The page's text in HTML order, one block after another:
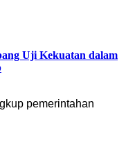
Uji Kekuatan dalam
pemerintahan